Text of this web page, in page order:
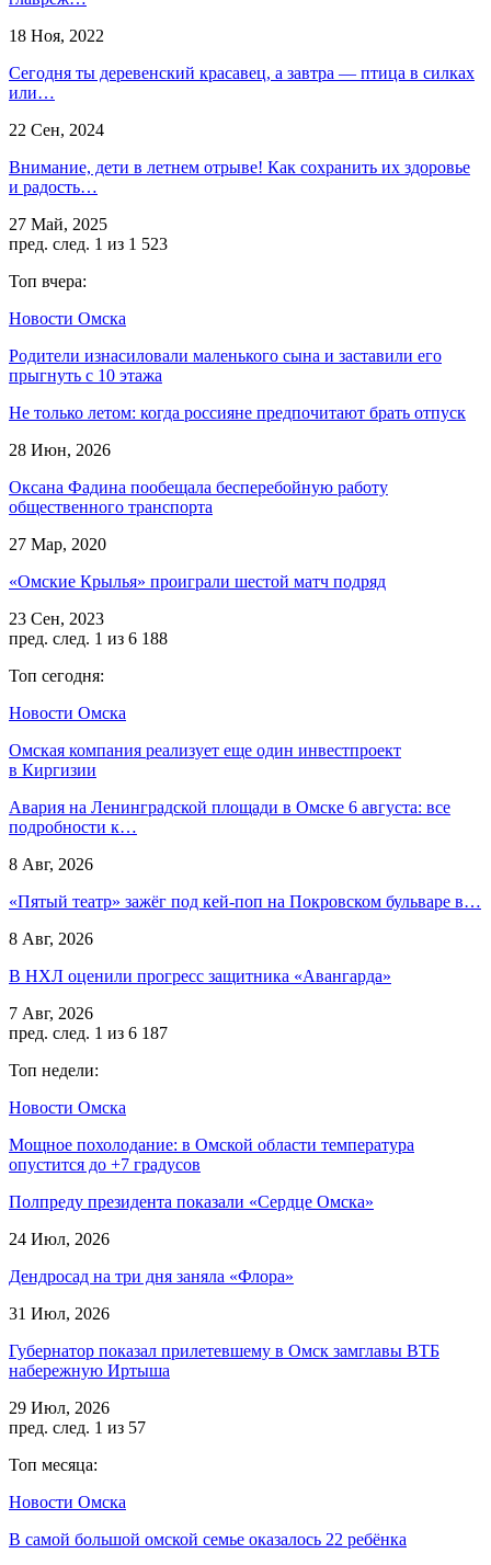
18 Ноя, 2022
Сегодня ты деревенский красавец, а завтра — птица в силках
или…
22 Сен, 2024
Внимание, дети в летнем отрыве! Как сохранить их здоровье
и радость…
27 Май, 2025
пред. след. 1 из 1 523
Топ вчера:
Новости Омска
Родители изнасиловали маленького сына и заставили его
прыгнуть с 10 этажа
Не только летом: когда россияне предпочитают брать отпуск
28 Июн, 2026
Оксана Фадина пообещала бесперебойную работу
общественного транспорта
27 Мар, 2020
«Омские Крылья» проиграли шестой матч подряд
23 Сен, 2023
пред. след. 1 из 6 188
Топ сегодня:
Новости Омска
Омская компания реализует еще один инвестпроект
в Киргизии
Авария на Ленинградской площади в Омске 6 августа: все
подробности к…
8 Авг, 2026
«Пятый театр» зажёг под кей-поп на Покровском бульваре в…
8 Авг, 2026
В НХЛ оценили прогресс защитника «Авангарда»
7 Авг, 2026
пред. след. 1 из 6 187
Топ недели:
Новости Омска
Мощное похолодание: в Омской области температура
опустится до +7 градусов
Полпреду президента показали «Сердце Омска»
24 Июл, 2026
Дендросад на три дня заняла «Флора»
31 Июл, 2026
Губернатор показал прилетевшему в Омск замглавы ВТБ
набережную Иртыша
29 Июл, 2026
пред. след. 1 из 57
Топ месяца:
Новости Омска
В самой большой омской семье оказалось 22 ребёнка